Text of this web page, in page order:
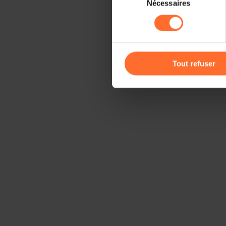
sociaux, sauvegarde des
cas de refus de tous les
gauche de chaque page.
consentement
Nécessaires
Tout refuser